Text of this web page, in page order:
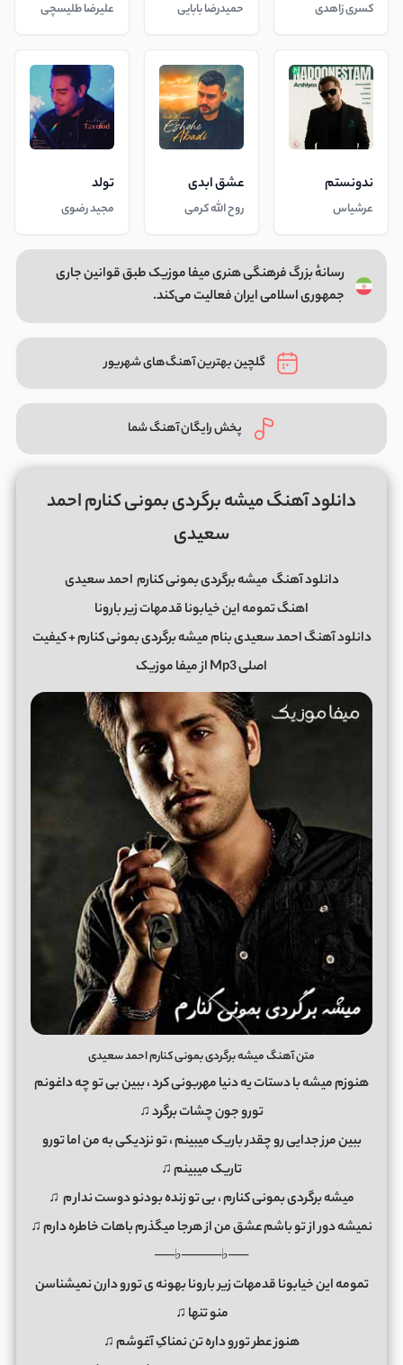
کسری زاهدی حمیدرضا بابایی علیرضا طلیسچی
ندونستم
عرشیاس
عشق ابدی
روح الله کرمی
تولد
مجید رضوی
رسانهٔ بزرگ فرهنگی هنری میفا موزیک طبق قوانین جاری
جمهوری اسلامی ایران فعالیت می‌کند.
گلچین بهترین آهنگ‌های شهریور
پخش رایگان آهنگ شما
دانلود آهنگ میشه برگردی بمونی کنارم احمد
سعیدی
دانلود آهنگ میشه برگردی بمونی کنارم احمد سعیدی
اهنگ تمومه این خیابونا قدمهات زیر بارونا
دانلود آهنگ احمد سعیدی بنام میشه برگردی بمونی کنارم + کیفیت
اصلی Mp3 از میفا موزیک
متن آهنگ میشه برگردی بمونی کنارم احمد سعیدی
هنوزم میشه با دستات یه دنیا مهربونی کرد ، ببین بی تو چه داغونم
تورو جون چشات برگرد ♫
ببین مرز جدایی رو چقدر باریک میبینم ، تو نزدیکی به من اما تورو
تاریک میبینم ♫
میشه برگردی بمونی کنارم ، بی تو زنده بودنو دوست ندارم ♫
نمیشه دور از تو باشم عشق من از هرجا میگذرم باهات خاطره دارم ♫
──♭────♭──
تمومه این خیابونا قدمهات زیر بارونا بهونه ی تورو دارن نمیشناسن
منو تنها ♫
هنوز عطر تورو داره تن نمناکِ آغوشم ♫